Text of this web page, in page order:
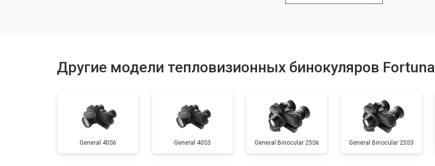
Другие модели тепловизионных бинокуляров Fortuna
General 40S6 General 40S3 General Binocular 25S6 General Binocular 25S3